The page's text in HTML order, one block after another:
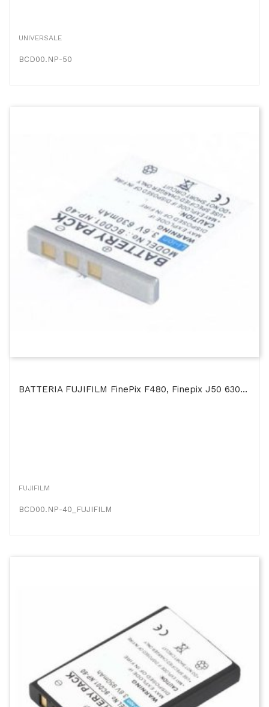
UNIVERSALE
BCD00.NP-50
BATTERIA FUJIFILM FinePix F480, Finepix J50 630mAh Li-Ion
FUJIFILM
BCD00.NP-40_FUJIFILM